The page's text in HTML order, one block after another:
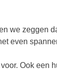
we zeggen
even
Ook een